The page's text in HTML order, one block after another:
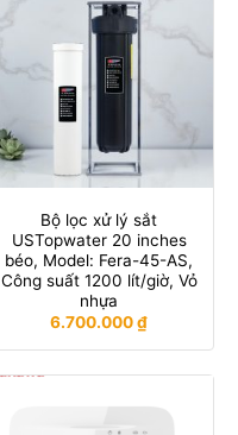
Bộ lọc xử lý sắt
USTopwater 20 inches
béo, Model: Fera-45-AS,
Công suất 1200 lít/giờ, Vỏ
nhựa
6.700.000₫